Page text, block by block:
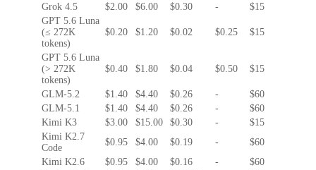
Grok 4.5
$2.00 $6.00 $0.30 -
$15
GPT 5.6 Luna
(≤ 272K
tokens)
$0.20 $1.20 $0.02 $0.25 $15
GPT 5.6 Luna
(> 272K
tokens)
$0.40 $1.80 $0.04 $0.50 $15
GLM-5.2 $1.40 $4.40 $0.26 -
$60
GLM-5.1
$1.40 $4.40 $0.26 -
$60
Kimi K3
$3.00 $15.00 $0.30 -
$15
Kimi K2.7
Code
$0.95 $4.00 $0.19 -
$60
Kimi K2.6
$0.95 $4.00 $0.16 -
$60